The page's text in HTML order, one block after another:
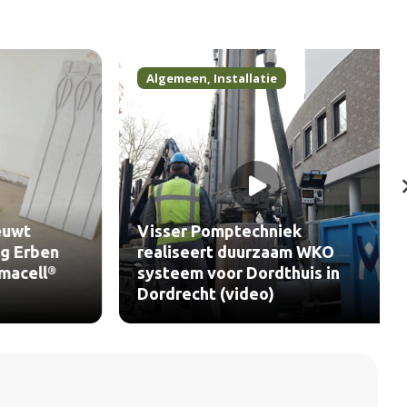
Algemeen,Installatie
Visser Pomptechniek
realiseert duurzaam WKO
systeem voor Dordthuis in
Dordrecht (video)